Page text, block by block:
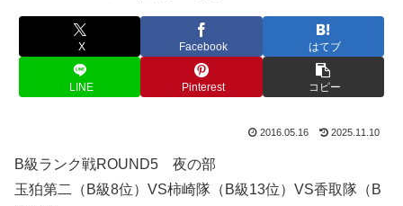
X Facebook はてブ
LINE Pinterest コピー
2016.05.16 2025.11.10
B級ランク戦ROUND5 夜の部
玉狛第二（B級8位）VS柿崎隊（B級13位）VS香取隊（B